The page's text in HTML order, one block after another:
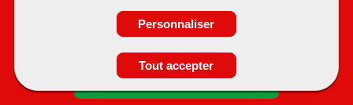
Obtenir ses
coordonnées
Personnaliser
Tout accepter
MAINTENANCEBTP
Tous droits réservés © 1999 - 2026